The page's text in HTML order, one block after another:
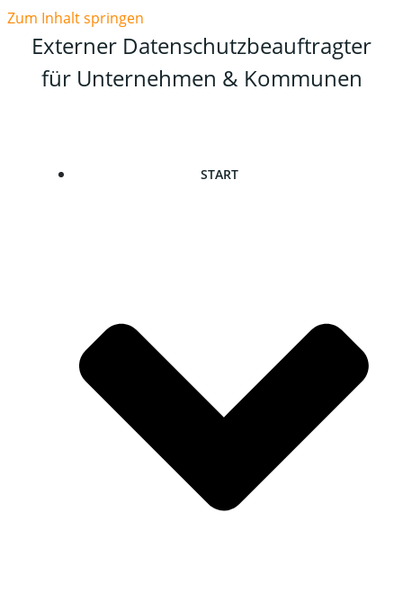
Zum Inhalt springen
Externer Datenschutzbeauftragter
für Unternehmen & Kommunen
START